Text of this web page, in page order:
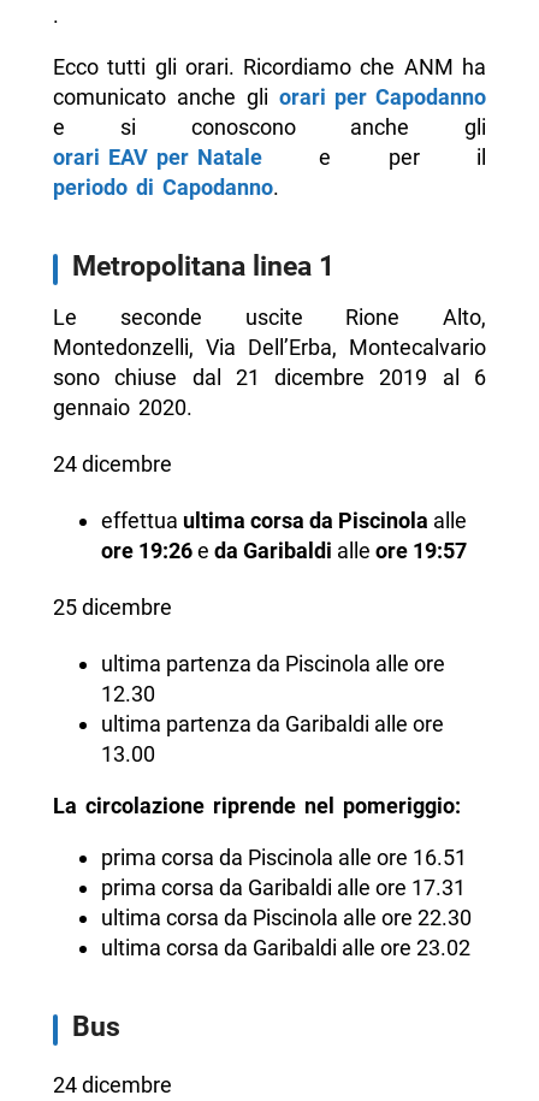
.
Ecco tutti gli orari. Ricordiamo che ANM ha
comunicato anche gliorari per Capodanno
e si conoscono anche gli
orari EAV per Natalee per il
periodo di Capodanno.
Metropolitana linea 1
Le seconde uscite Rione Alto,
Montedonzelli, Via Dell’Erba, Montecalvario
sono chiuse dal 21 dicembre 2019 al 6
gennaio 2020.
24 dicembre
effettua ultima corsa da Piscinola alle
ore 19:26e da Garibaldi alle ore 19:57
25 dicembre
ultima partenza da Piscinola alle ore
12.30
ultima partenza da Garibaldi alle ore
13.00
La circolazione riprende nel pomeriggio:
prima corsa da Piscinola alle ore 16.51
prima corsa da Garibaldi alle ore 17.31
ultima corsa da Piscinola alle ore 22.30
ultima corsa da Garibaldi alle ore 23.02
Bus
24 dicembre